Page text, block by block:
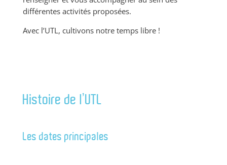
différentes activités proposées.
Avec l’UTL, cultivons notre temps libre !
Histoire de l’UTL
Les dates principales